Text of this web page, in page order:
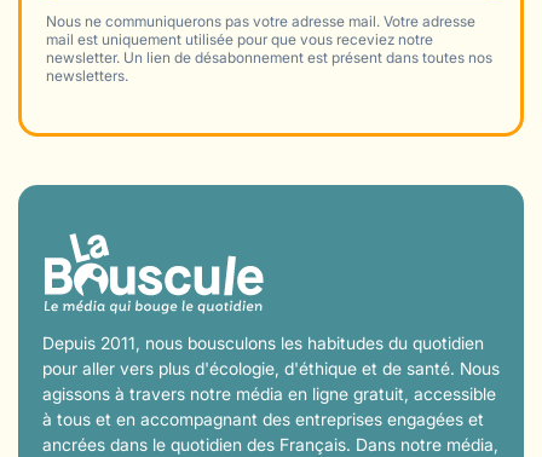
Nous ne communiquerons pas votre adresse mail. Votre adresse
mail est uniquement utilisée pour que vous receviez notre
newsletter. Un lien de désabonnement est présent dans toutes nos
newsletters.
Depuis 2011, nous bousculons les habitudes du quotidien
pour aller vers plus d'écologie, d'éthique et de santé. Nous
agissons à travers notre média en ligne gratuit, accessible
à tous et en accompagnant des entreprises engagées et
ancrées dans le quotidien des Français. Dans notre média,